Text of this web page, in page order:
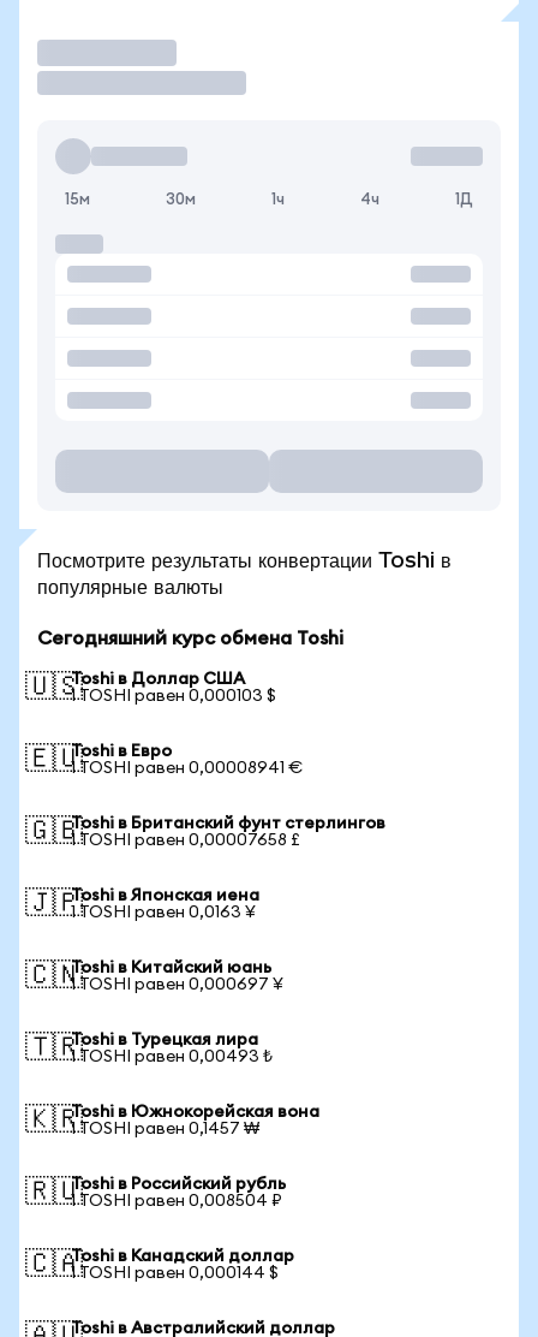
15м 30м 1ч 4ч 1Д
Посмотрите результаты конвертации Toshi в
популярные валюты
Сегодняшний курс обмена Toshi
🇺🇸Toshi в Доллар США
1 TOSHI равен 0,000103 $
🇪🇺Toshi в Евро
1 TOSHI равен 0,00008941 €
🇬🇧Toshi в Британский фунт стерлингов
1 TOSHI равен 0,00007658 £
🇯🇵Toshi в Японская иена
1 TOSHI равен 0,0163 ¥
🇨🇳Toshi в Китайский юань
1 TOSHI равен 0,000697 ¥
🇹🇷Toshi в Турецкая лира
1 TOSHI равен 0,00493 ₺
🇰🇷Toshi в Южнокорейская вона
1 TOSHI равен 0,1457 ₩
🇷🇺Toshi в Российский рубль
1 TOSHI равен 0,008504 ₽
🇨🇦Toshi в Канадский доллар
1 TOSHI равен 0,000144 $
Toshi в Австралийский доллар